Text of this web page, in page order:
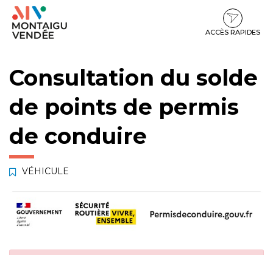
Gestion des traceurs
Aller
Aller
contenu
Aller
pied
ACCÈS RAPIDES
Consultation du solde
de points de permis
de conduire
VÉHICULE